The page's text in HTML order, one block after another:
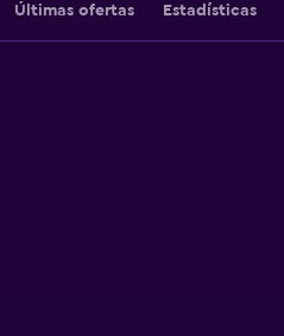
Últimas ofertas Estadísticas